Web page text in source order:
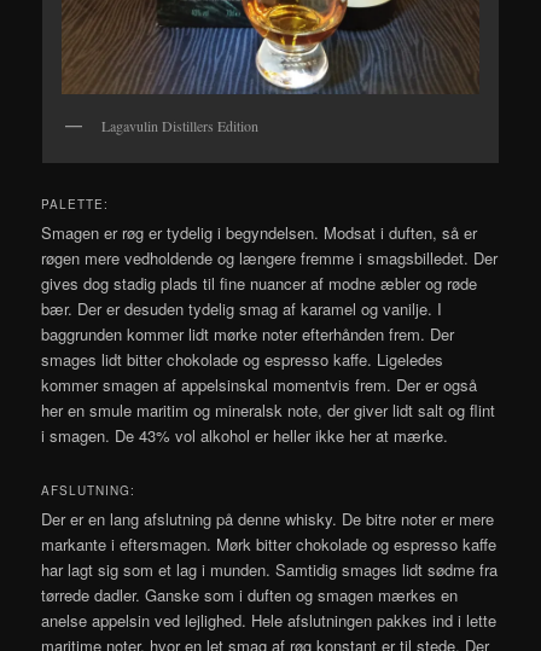
Lagavulin Distillers Edition
PALETTE:
Smagen er røg er tydelig i begyndelsen. Modsat i duften, så er
røgen mere vedholdende og længere fremme i smagsbilledet. Der
gives dog stadig plads til fine nuancer af modne æbler og røde
bær. Der er desuden tydelig smag af karamel og vanilje. I
baggrunden kommer lidt mørke noter efterhånden frem. Der
smages lidt bitter chokolade og espresso kaffe. Ligeledes
kommer smagen af appelsinskal momentvis frem. Der er også
her en smule maritim og mineralsk note, der giver lidt salt og flint
i smagen. De 43% vol alkohol er heller ikke her at mærke.
AFSLUTNING:
Der er en lang afslutning på denne whisky. De bitre noter er mere
markante i eftersmagen. Mørk bitter chokolade og espresso kaffe
har lagt sig som et lag i munden. Samtidig smages lidt sødme fra
tørrede dadler. Ganske som i duften og smagen mærkes en
anelse appelsin ved lejlighed. Hele afslutningen pakkes ind i lette
maritime noter, hvor en let smag af røg konstant er til stede. Der